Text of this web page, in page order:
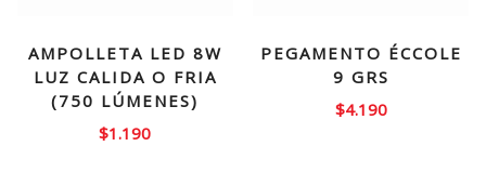
AMPOLLETA LED 8W
LUZ CALIDA O FRIA
(750 LÚMENES)
$1.190
PEGAMENTO ÉCCOLE
9 GRS
$4.190